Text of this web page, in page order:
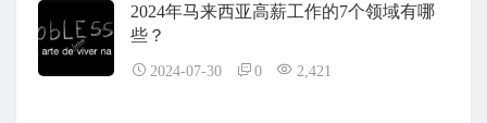
2024年马来西亚高薪工作的7个领域有哪
些？
2024-07-30 0 2,421